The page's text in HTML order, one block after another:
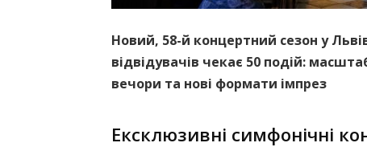
Новий, 58-й концертний сезон у
відвідувачів чекає 50 подій:
вечори та нові формати імпрез
Ексклюзивні симфонічні